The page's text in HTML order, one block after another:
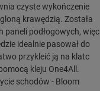
czyste wykończenie
krawędzią. Została
paneli podłogowych, więc
idealnie pasował do
przykleić ją na klatc
kleju One4All.
schodów - Bloom